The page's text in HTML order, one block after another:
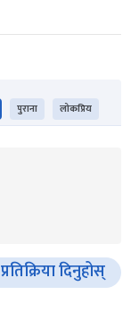
पुराना लोकप्रिय
प्रतिक्रिया दिनुहोस्